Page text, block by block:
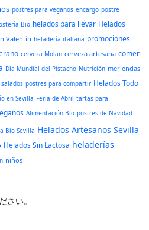
postres para veganos encargo postre
Bio helados para llevar Helados
Valentín heladería italiana promociones
cerveza Molan cerveza artesana comer
Día Mundial del Pistacho Nutrición meriendas
salados postres para compartir Helados Todo
en Sevilla Feria de Abril tartas para
Alimentación Bio postres de Navidad
Bio Sevilla Helados Artesanos Sevilla
Helados Sin Lactosa heladerías
niños
さい。